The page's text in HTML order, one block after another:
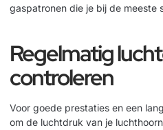
gaspatronen die je bij de meeste
Regelmatig
controleren
Voor goede prestaties en een
om de luchtdruk van je